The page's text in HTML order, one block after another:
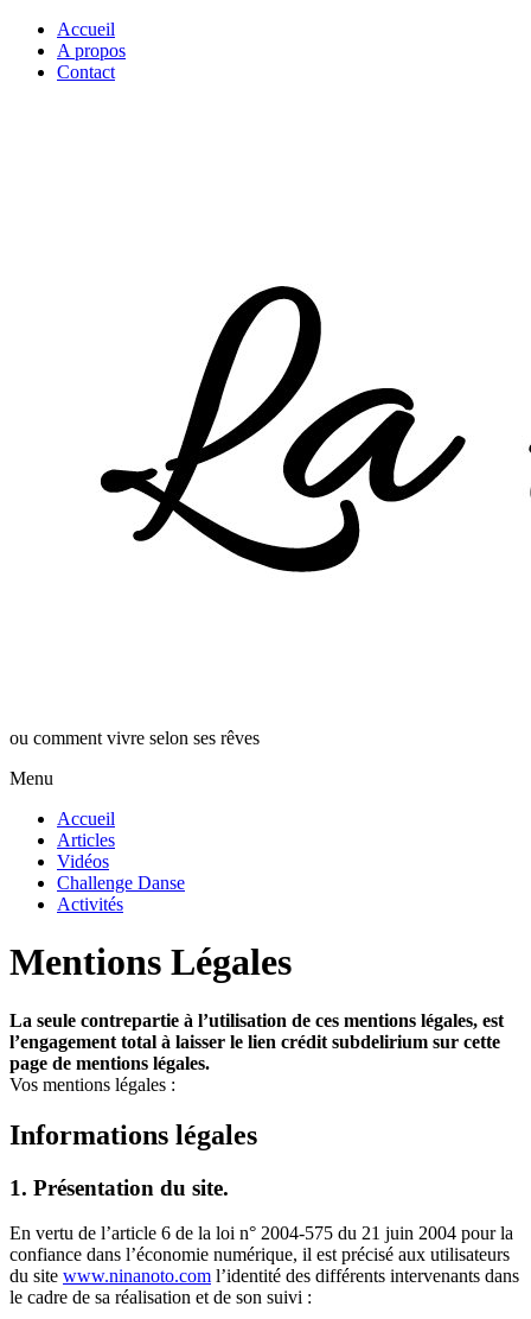
Accueil
A propos
Contact
ou comment vivre selon ses rêves
Menu
Accueil
Articles
Vidéos
Challenge Danse
Activités
Mentions Légales
La seule contrepartie à l’utilisation de ces mentions légales, est
l’engagement total à laisser le lien crédit subdelirium sur cette
page de mentions légales.
Vos mentions légales :
Informations légales
1. Présentation du site.
En vertu de l’article 6 de la loi n° 2004-575 du 21 juin 2004 pour la
confiance dans l’économie numérique, il est précisé aux utilisateurs
du site www.ninanoto.com l’identité des différents intervenants dans
le cadre de sa réalisation et de son suivi :